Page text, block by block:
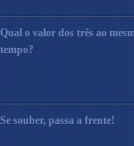
Qual o valor dos três ao
tempo?
Se souber, passa a frente!